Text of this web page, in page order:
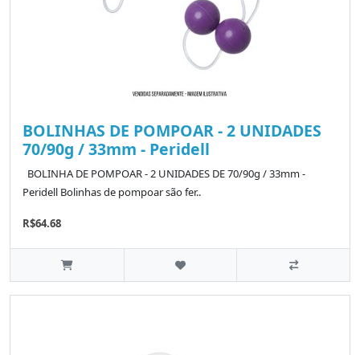
BOLINHAS DE POMPOAR - 2 UNIDADES
70/90g / 33mm - Peridell
BOLINHA DE POMPOAR - 2 UNIDADES DE 70/90g / 33mm -
Peridell Bolinhas de pompoar são fer..
R$64.68